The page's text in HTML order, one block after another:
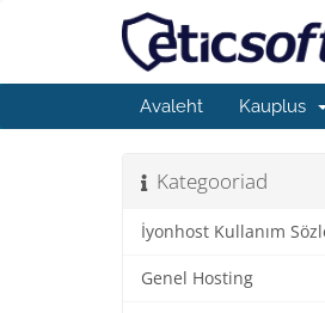
Avaleht Kauplus
Kategooriad
Genel Hosting